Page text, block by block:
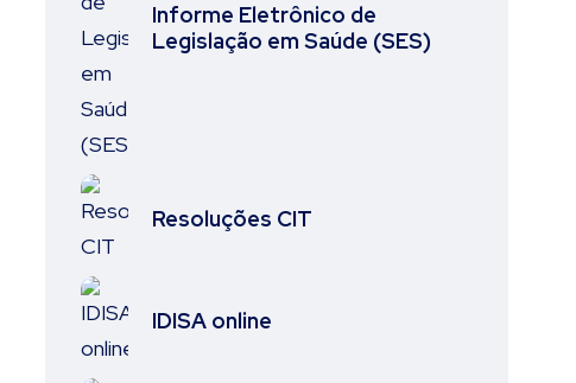
Informe Eletrônico de
Legislação em Saúde (SES)
Resoluções CIT
IDISA online